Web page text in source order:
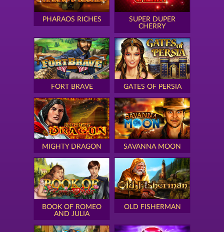
PHARAOS RICHES
SUPER DUPER
CHERRY
FORT BRAVE GATES OF PERSIA
MIGHTY DRAGON SAVANNA MOON
BOOK OF ROMEO
AND JULIA
OLD FISHERMAN